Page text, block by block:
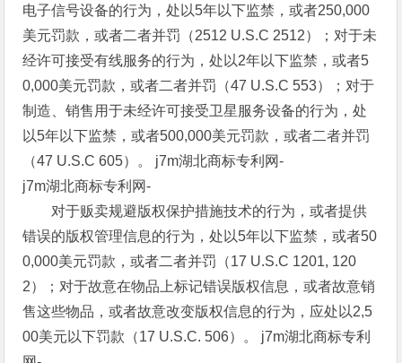
电子信号设备的行为，处以5年以下监禁，或者250,000
美元罚款，或者二者并罚（2512 U.S.C 2512）；对于未
经许可接受有线服务的行为，处以2年以下监禁，或者5
0,000美元罚款，或者二者并罚（47 U.S.C 553）；对于
制造、销售用于未经许可接受卫星服务设备的行为，处
以5年以下监禁，或者500,000美元罚款，或者二者并罚
（47 U.S.C 605）。 j7m湖北商标专利网-
j7m湖北商标专利网-
对于贩卖规避版权保护措施技术的行为，或者提供
错误的版权管理信息的行为，处以5年以下监禁，或者50
0,000美元罚款，或者二者并罚（17 U.S.C 1201, 120
2）；对于故意在物品上标记错误版权信息，或者故意销
售这些物品，或者故意改变版权信息的行为，应处以2,5
00美元以下罚款（17 U.S.C. 506）。 j7m湖北商标专利